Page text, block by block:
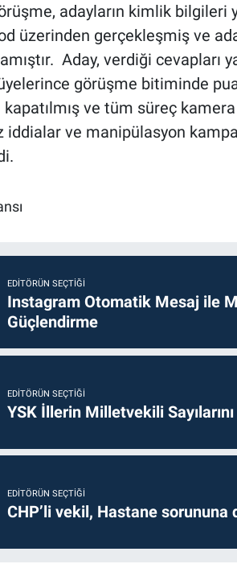
adayların kimlik
üzerinden gerçekleşmiş ve
Aday, verdiği cevapları
görüşme bitiminde
ve tüm süreç kamera
iddialar ve manipülasyon
EDITÖRÜN SEÇTIĞI
Instagram Otomatik Mesaj ile
Güçlendirme
EDITÖRÜN SEÇTIĞI
YSK İllerin Milletvekili
EDITÖRÜN SEÇTIĞI
CHP’li vekil, Hastane